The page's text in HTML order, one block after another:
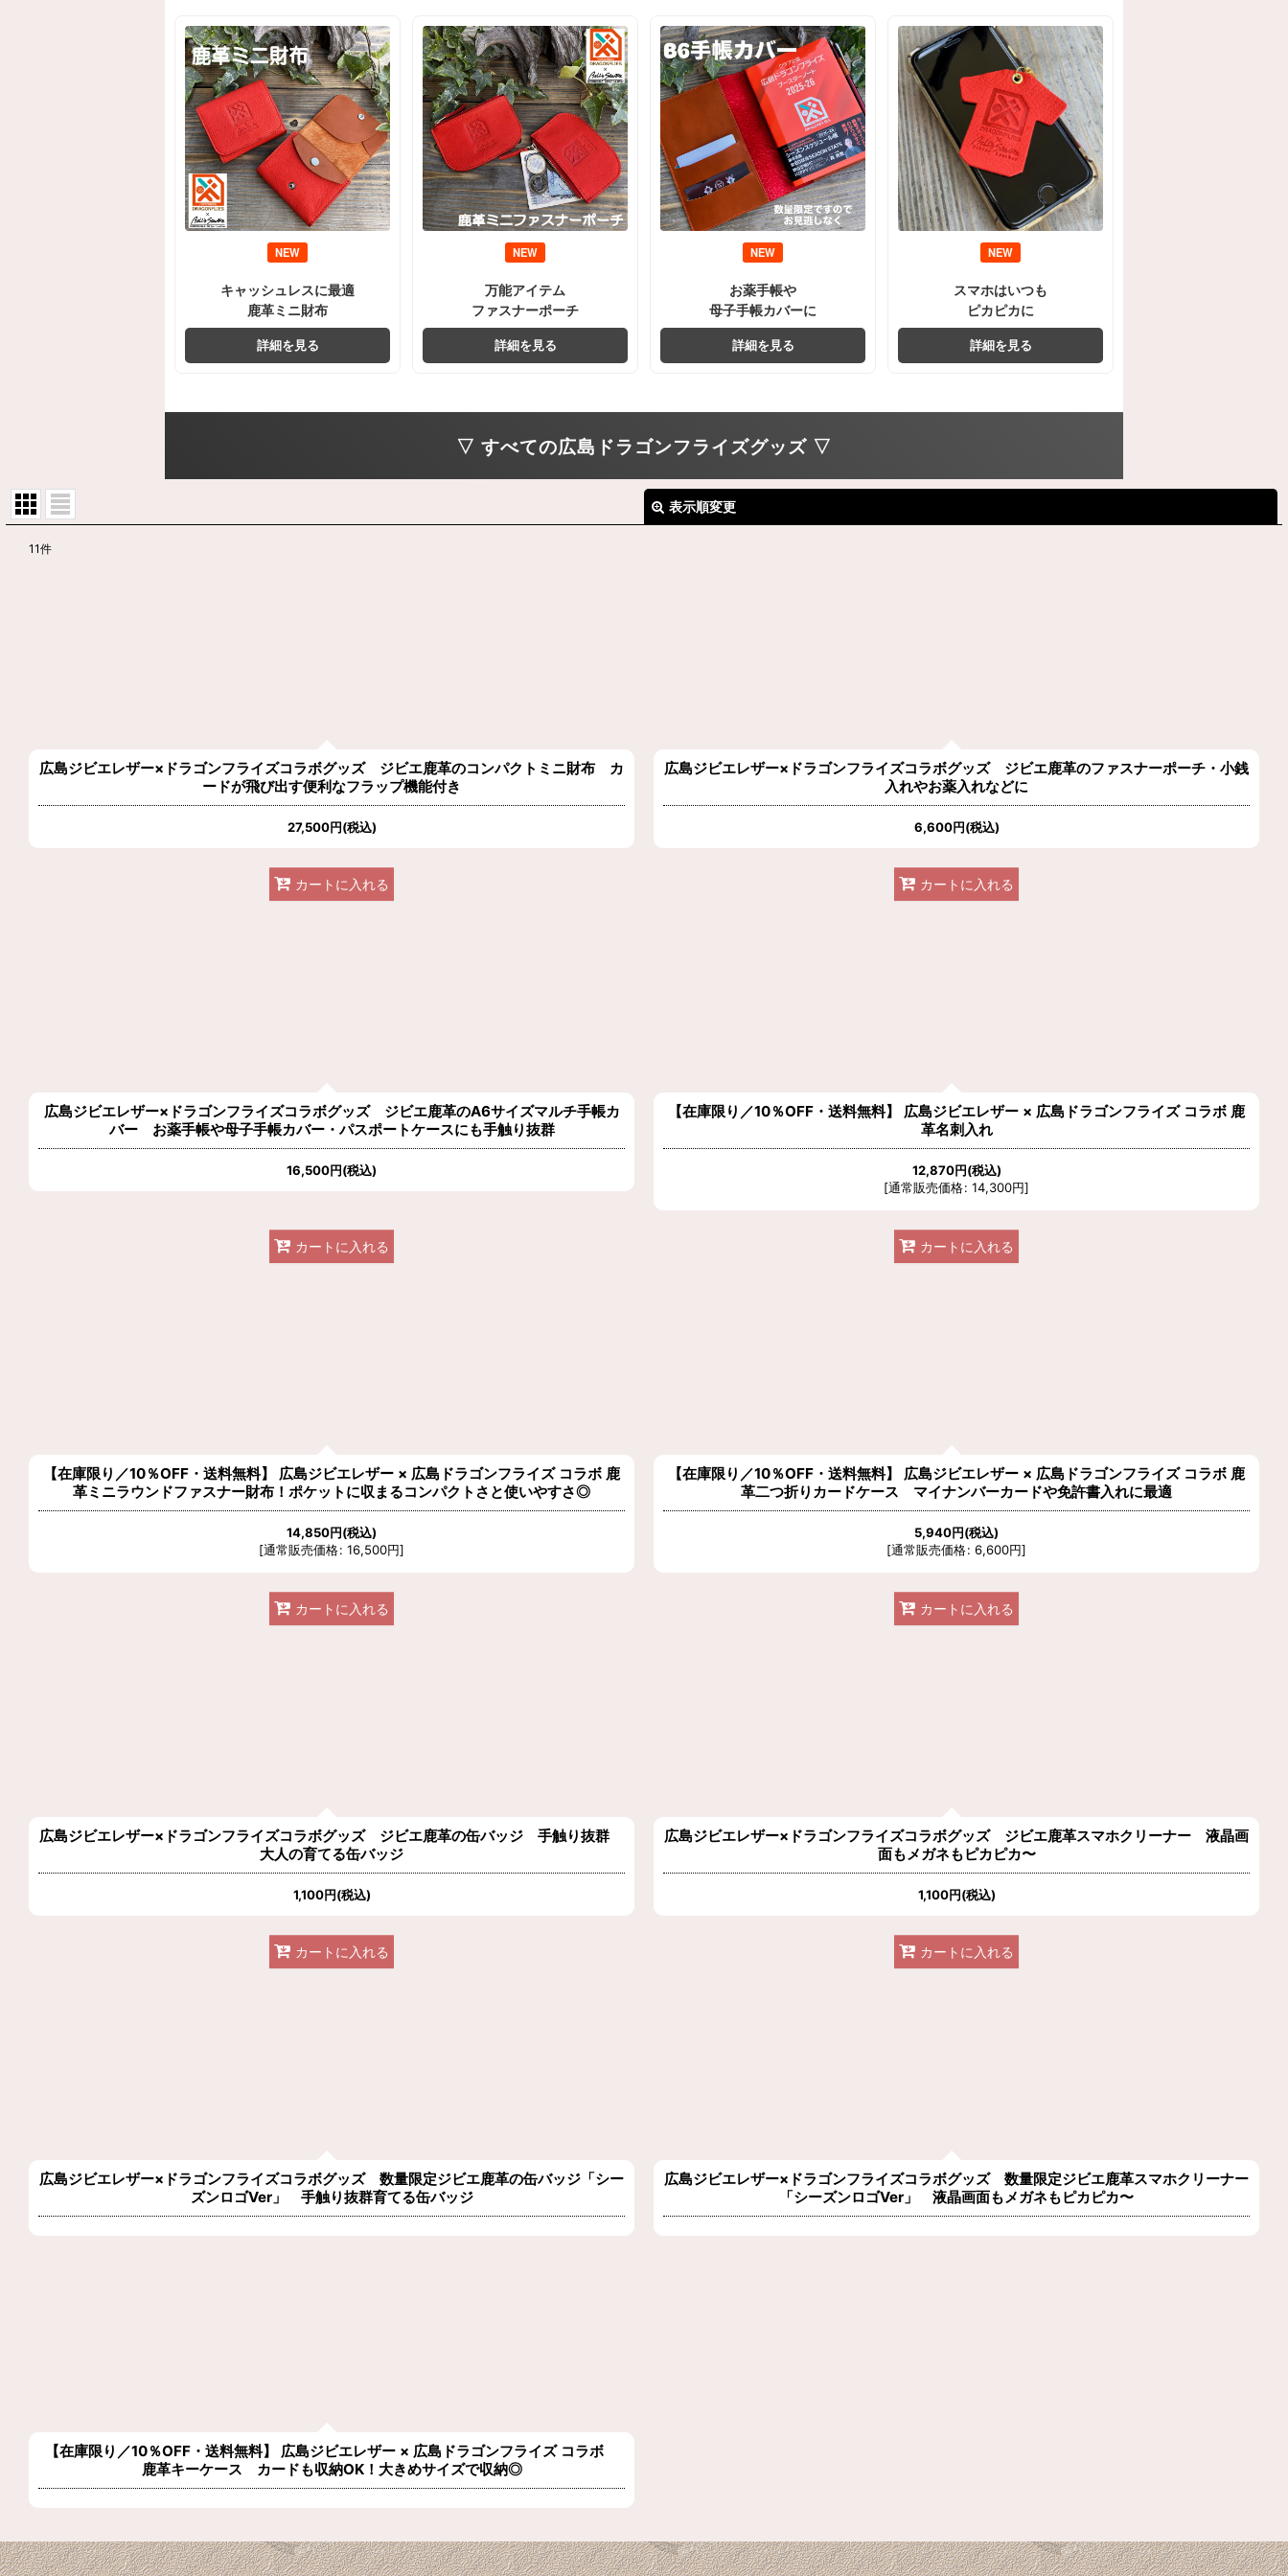
NEW
キャッシュレスに最適
鹿革ミニ財布
詳細を見る
NEW
万能アイテム
ファスナーポーチ
詳細を見る
NEW
お薬手帳や
母子手帳カバーに
詳細を見る
NEW
スマホはいつも
ピカピカに
詳細を見る
▽ すべての広島ドラゴンフライズグッズ ▽
表示順変更
11件
広島ジビエレザー×ドラゴンフライズコラボグッズ ジビエ鹿革のコンパクトミニ財布 カ
ードが飛び出す便利なフラップ機能付き
27,500円(税込)
カートに入れる
広島ジビエレザー×ドラゴンフライズコラボグッズ ジビエ鹿革のファスナーポーチ・小銭
入れやお薬入れなどに
6,600円(税込)
カートに入れる
広島ジビエレザー×ドラゴンフライズコラボグッズ ジビエ鹿革のA6サイズマルチ手帳カ
バー お薬手帳や母子手帳カバー・パスポートケースにも手触り抜群
16,500円(税込)
カートに入れる
【在庫限り／10％OFF・送料無料】 広島ジビエレザー × 広島ドラゴンフライズ コラボ 鹿
革名刺入れ
12,870円(税込)
[通常販売価格: 14,300円]
カートに入れる
【在庫限り／10％OFF・送料無料】 広島ジビエレザー × 広島ドラゴンフライズ コラボ 鹿
革ミニラウンドファスナー財布！ポケットに収まるコンパクトさと使いやすさ◎
14,850円(税込)
[通常販売価格: 16,500円]
カートに入れる
【在庫限り／10％OFF・送料無料】 広島ジビエレザー × 広島ドラゴンフライズ コラボ 鹿
革二つ折りカードケース マイナンバーカードや免許書入れに最適
5,940円(税込)
[通常販売価格: 6,600円]
カートに入れる
広島ジビエレザー×ドラゴンフライズコラボグッズ ジビエ鹿革の缶バッジ 手触り抜群
大人の育てる缶バッジ
1,100円(税込)
カートに入れる
広島ジビエレザー×ドラゴンフライズコラボグッズ ジビエ鹿革スマホクリーナー 液晶画
面もメガネもピカピカ〜
1,100円(税込)
カートに入れる
広島ジビエレザー×ドラゴンフライズコラボグッズ 数量限定ジビエ鹿革の缶バッジ「シー
ズンロゴVer」 手触り抜群育てる缶バッジ
広島ジビエレザー×ドラゴンフライズコラボグッズ 数量限定ジビエ鹿革スマホクリーナー
「シーズンロゴVer」 液晶画面もメガネもピカピカ〜
【在庫限り／10％OFF・送料無料】 広島ジビエレザー × 広島ドラゴンフライズ コラボ
鹿革キーケース カードも収納OK！大きめサイズで収納◎